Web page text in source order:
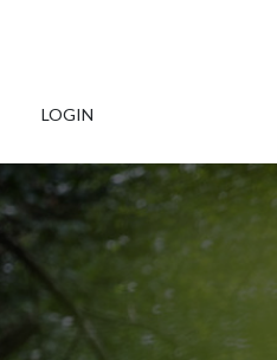
LOGIN